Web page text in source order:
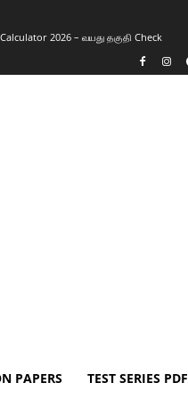
2026 – வயது தகுதி Check
PAPERS TEST SERIES PDF